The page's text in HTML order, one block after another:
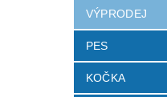
VÝPRODEJ
PES
KOČKA